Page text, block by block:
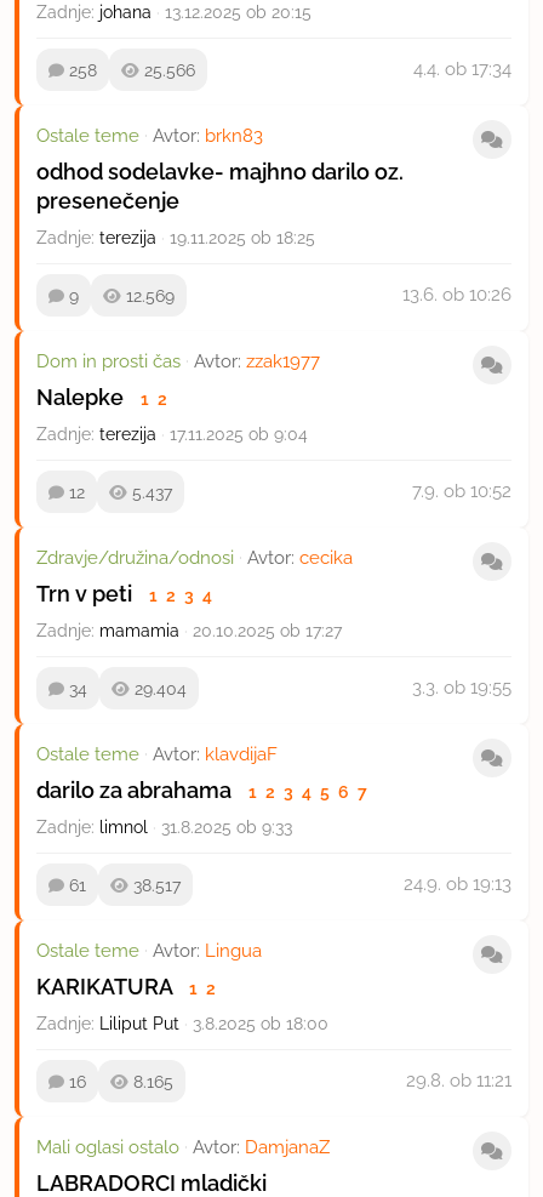
Zadnje: johana · 13.12.2025 ob 20:15
258 25.566 4.4. ob 17:34
Ostale teme · Avtor: brkn83
odhod sodelavke- majhno darilo oz.
presenečenje
Zadnje: terezija · 19.11.2025 ob 18:25
9 12.569 13.6. ob 10:26
Dom in prosti čas · Avtor: zzak1977
Nalepke 1 2
Zadnje: terezija · 17.11.2025 ob 9:04
12 5.437 7.9. ob 10:52
Zdravje/družina/odnosi · Avtor: cecika
Trn v peti 1 2 3 4
Zadnje: mamamia · 20.10.2025 ob 17:27
34 29.404 3.3. ob 19:55
Ostale teme · Avtor: klavdijaF
darilo za abrahama 1 2 3 4 5 6 7
Zadnje: limnol · 31.8.2025 ob 9:33
61 38.517 24.9. ob 19:13
Ostale teme · Avtor: Lingua
KARIKATURA 1 2
Zadnje: Liliput Put · 3.8.2025 ob 18:00
16 8.165 29.8. ob 11:21
Mali oglasi ostalo · Avtor: DamjanaZ
LABRADORCI mladički